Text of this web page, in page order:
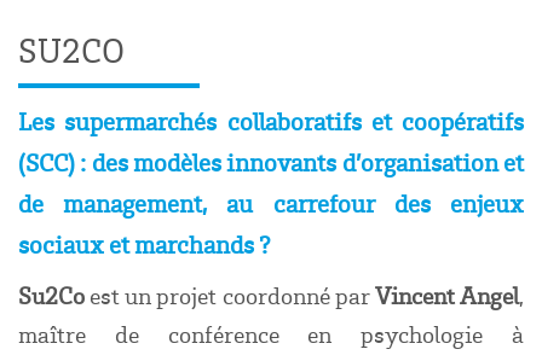
SU2CO
Les supermarchés collaboratifs et coopératifs
(SCC) : des modèles innovants d’organisation et
de management, au carrefour des enjeux
sociaux et marchands ?
Su2Co est un projet coordonné parVincent Angel,
maître de conférence en psychologie à